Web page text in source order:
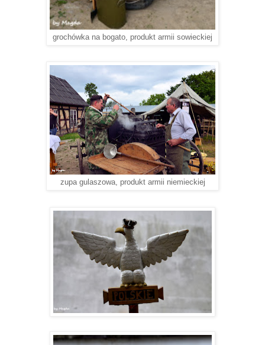
grochówka na bogato, produkt armii sowieckiej
zupa gulaszowa, produkt armii niemieckiej